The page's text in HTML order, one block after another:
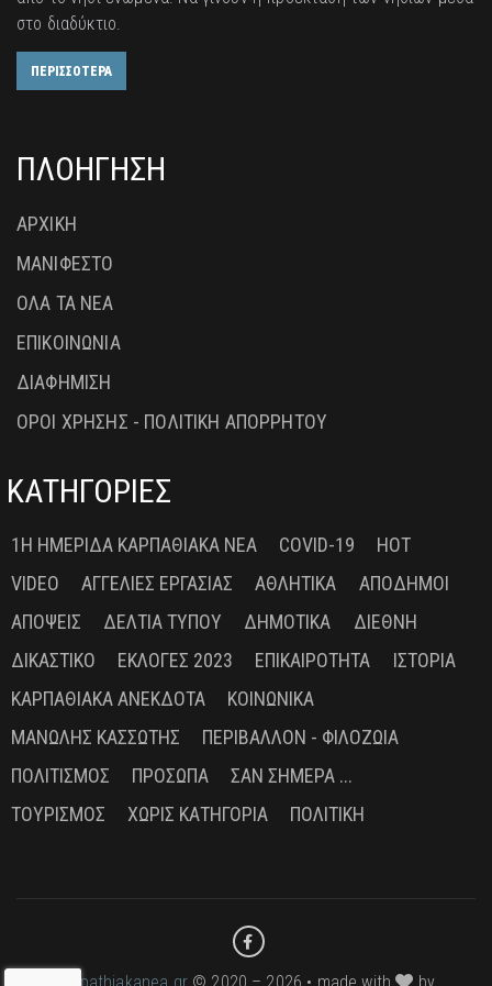
στο διαδύκτιο.
ΠΕΡΙΣΣΟΤΕΡΑ
ΠΛΟΗΓΗΣΗ
ΑΡΧΙΚΗ
ΜΑΝΙΦΕΣΤΟ
ΟΛΑ ΤΑ ΝΕΑ
ΕΠΙΚΟΙΝΩΝΙΑ
ΔΙΑΦΗΜΙΣΗ
ΟΡΟΙ ΧΡΗΣΗΣ - ΠΟΛΙΤΙΚΗ ΑΠΟΡΡΗΤΟΥ
ΚΑΤΗΓΟΡΙΕΣ
1Η ΗΜΕΡΊΔΑ ΚΑΡΠΑΘΙΑΚΆ ΝΈΑ COVID-19
HOT
VIDEO
ΑΓΓΕΛΊΕΣ ΕΡΓΑΣΊΑΣ ΑΘΛΗΤΙΚΆ
ΑΠΌΔΗΜΟΙ
ΑΠΌΨΕΙΣ
ΔΕΛΤΊΑ ΤΎΠΟΥ ΔΗΜΟΤΙΚΆ
ΔΙΕΘΝΉ
ΔΙΚΑΣΤΙΚΌ
ΕΚΛΟΓΈΣ 2023 ΕΠΙΚΑΙΡΌΤΗΤΑ
ΙΣΤΟΡΊΑ
ΚΑΡΠΑΘΙΑΚΆ ΑΝΈΚΔΟΤΑ
ΚΟΙΝΩΝΙΚΆ
ΜΑΝΏΛΗΣ ΚΑΣΣΏΤΗΣ
ΠΕΡΙΒΆΛΛΟΝ - ΦΙΛΟΖΩΊΑ
ΠΟΛΙΤΙΣΜΌΣ
ΠΡΌΣΩΠΑ
ΣΑΝ ΣΉΜΕΡΑ ...
ΤΟΥΡΙΣΜΌΣ
ΧΩΡΊΣ ΚΑΤΗΓΟΡΊΑ ΠΟΛΙΤΙΚΉ